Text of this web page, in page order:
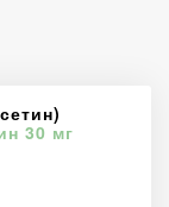
30 мг